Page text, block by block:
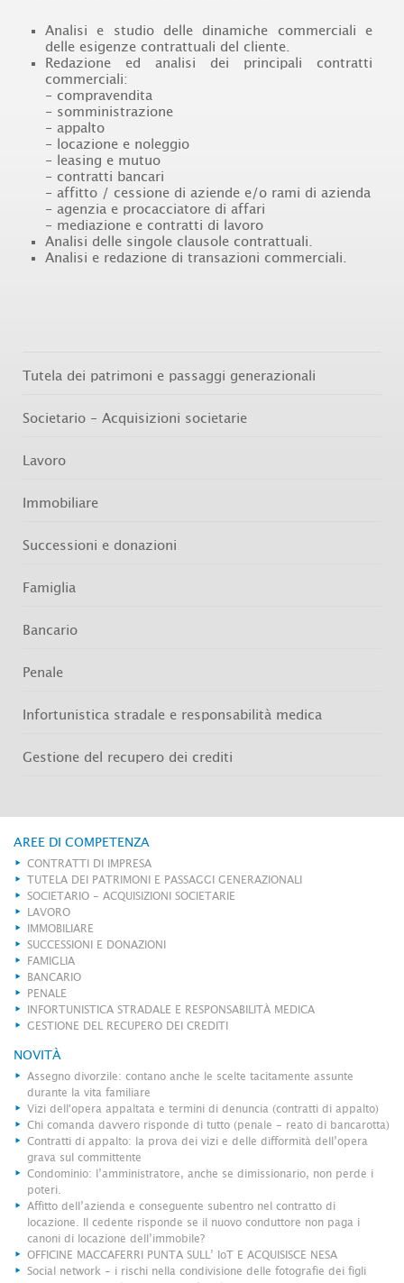
Analisi e studio delle dinamiche commerciali e
delle esigenze contrattuali del cliente.
Redazione ed analisi dei principali contratti
commerciali:
- compravendita
- somministrazione
- appalto
- locazione e noleggio
- leasing e mutuo
- contratti bancari
- affitto / cessione di aziende e/o rami di azienda
- agenzia e procacciatore di affari
- mediazione e contratti di lavoro
Analisi delle singole clausole contrattuali.
Analisi e redazione di transazioni commerciali.
Tutela dei patrimoni e passaggi generazionali
Societario - Acquisizioni societarie
Lavoro
Immobiliare
Successioni e donazioni
Famiglia
Bancario
Penale
Infortunistica stradale e responsabilità medica
Gestione del recupero dei crediti
AREE DI COMPETENZA
CONTRATTI DI IMPRESA
TUTELA DEI PATRIMONI E PASSAGGI GENERAZIONALI
SOCIETARIO - ACQUISIZIONI SOCIETARIE
LAVORO
IMMOBILIARE
SUCCESSIONI E DONAZIONI
FAMIGLIA
BANCARIO
PENALE
INFORTUNISTICA STRADALE E RESPONSABILITÀ MEDICA
GESTIONE DEL RECUPERO DEI CREDITI
NOVITÀ
Assegno divorzile: contano anche le scelte tacitamente assunte
durante la vita familiare
Vizi dell'opera appaltata e termini di denuncia (contratti di appalto)
Chi comanda davvero risponde di tutto (penale - reato di bancarotta)
Contratti di appalto: la prova dei vizi e delle difformità dell’opera
grava sul committente
Condominio: l’amministratore, anche se dimissionario, non perde i
poteri.
Affitto dell’azienda e conseguente subentro nel contratto di
locazione. Il cedente risponde se il nuovo conduttore non paga i
canoni di locazione dell’immobile?
OFFICINE MACCAFERRI PUNTA SULL’ IoT E ACQUISISCE NESA
Social network - i rischi nella condivisione delle fotografie dei figli